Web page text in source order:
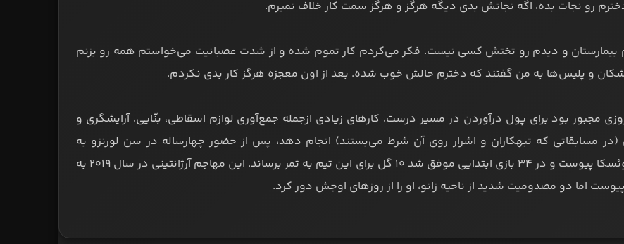
رو نجات بده، اگه نجاتش بدی دیگه هرگز و هرگز سمت کار خلاف نمیرم.
بیمارستان و دیدم رو تختش کسی نیست. فکر می‌کردم کار تموم شده و از شدت عصبانیت می‌خواستم همه رو بزنم
و پلیس‌ها به من گفتند که دخترم حالش خوب شده. بعد از اون معجزه هرگز کار بدی نکردم.
مجبور بود برای پول درآوردن در مسیر درست، کارهای زیادی ازجمله جمع‌آوری لوازم اسقاطی، بنّایی، آرایشگری و
(در مسابقاتی که تبهکاران و اشرار روی آن شرط می‌بستند) انجام دهد، پس از حضور چهارساله در سن لورنزو به
باشگاه هوئسکا پیوست و در ۳۴ بازی ابتدایی موفق شد ۱۰ گل برای این تیم به ثمر برساند. این مهاجم آرژانتینی در سال ۲۰۱۹ به
اما دو مصدومیت شدید از ناحیه زانو، او را از روزهای اوجش دور کرد.